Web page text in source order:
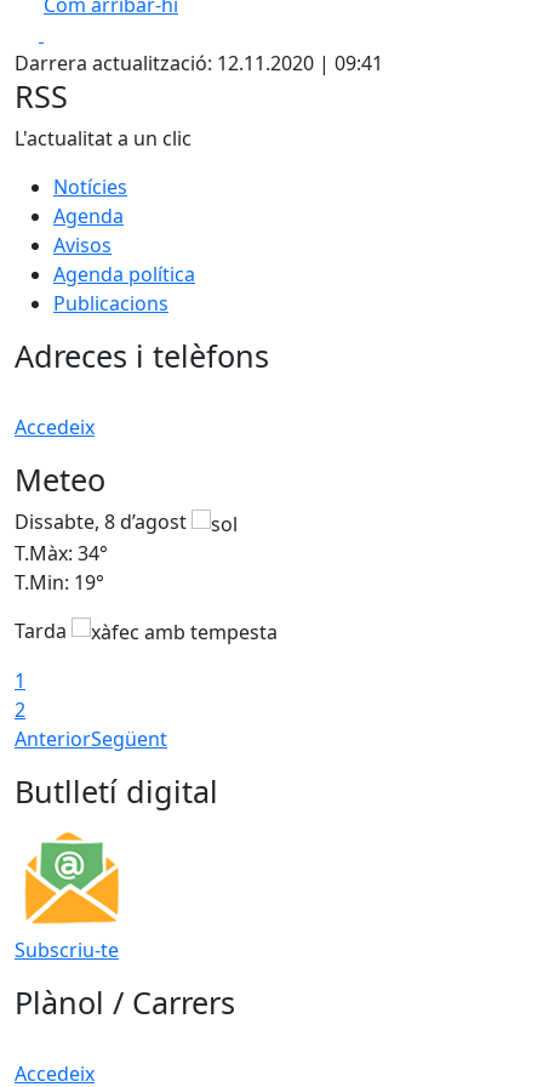
+
−
Darrera actualització: 12.11.2020 | 09:41
RSS
L'actualitat a un clic
Notícies
Agenda
Avisos
Agenda política
Publicacions
Adreces i telèfons
Accedeix
Meteo
Dissabte, 8 d’agost
T.Màx: 34°
T.Min: 19°
Tarda
1
2
AnteriorSegüent
Butlletí digital
Subscriu-te
Plànol / Carrers
Accedeix